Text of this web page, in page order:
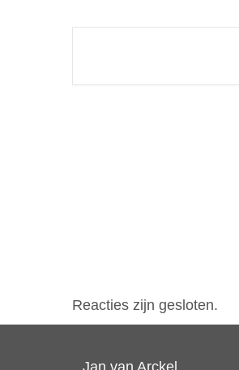
Reacties zijn gesloten.
Jan van Arckel